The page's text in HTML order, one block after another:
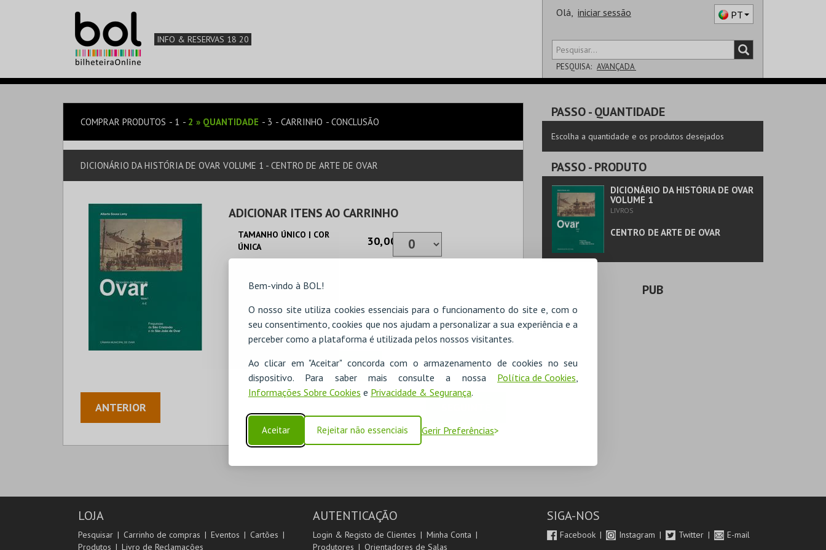
Bem-vindo à BOL!
O nosso site utiliza cookies essenciais para o funcionamento do site e, com o
seu consentimento, cookies que nos ajudam a personalizar a sua experiência e a
perceber como a plataforma é utilizada pelos nossos visitantes.
Ao clicar em "Aceitar" concorda com o armazenamento de cookies no seu
dispositivo. Para saber mais consulte a nossa Política de Cookies
Informações Sobre Cookies e Privacidade & Segurança.
Aceitar Rejeitar não essenciais Gerir Preferências
INFO & RESERVAS 18 20
Olá, iniciar sessão PT
PESQUISA: AVANÇADA
COMPRAR PRODUTOS 1 2 » QUANTIDADE 3 CARRINHO CONCLUSÃO
DICIONÁRIO DA HISTÓRIA DE OVAR VOLUME 1 - CENTRO DE ARTE DE OVAR
ADICIONAR ITENS AO CARRINHO
TAMANHO ÚNICO | COR
ÚNICA
30,00€
ADICIONAR
ANTERIOR
PASSO- QUANTIDADE
Escolha a quantidade e os produtos desejados
PASSO- PRODUTO
DICIONÁRIO DA HISTÓRIA DE OVAR
VOLUME 1
LIVROS
CENTRO DE ARTE DE OVAR
PUB
LOJA
Pesquisar Carrinho de compras Eventos
Cartões
Produtos
Livro de Reclamações
AUTENTICAÇÃO
Login & Registo de Clientes
Minha Conta
Produtores
Orientadores de Salas
SIGA-NOS
Facebook Instagram Twitter E-mail